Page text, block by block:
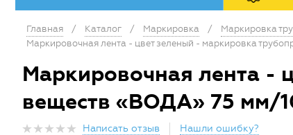
Главная / Каталог / Маркировка / Маркировка
Маркировочная лента - цвет зеленый - маркировка
Маркировочная лента -
веществ «ВОДА» 75 мм/
Написать отзыв Нашли ошибку?